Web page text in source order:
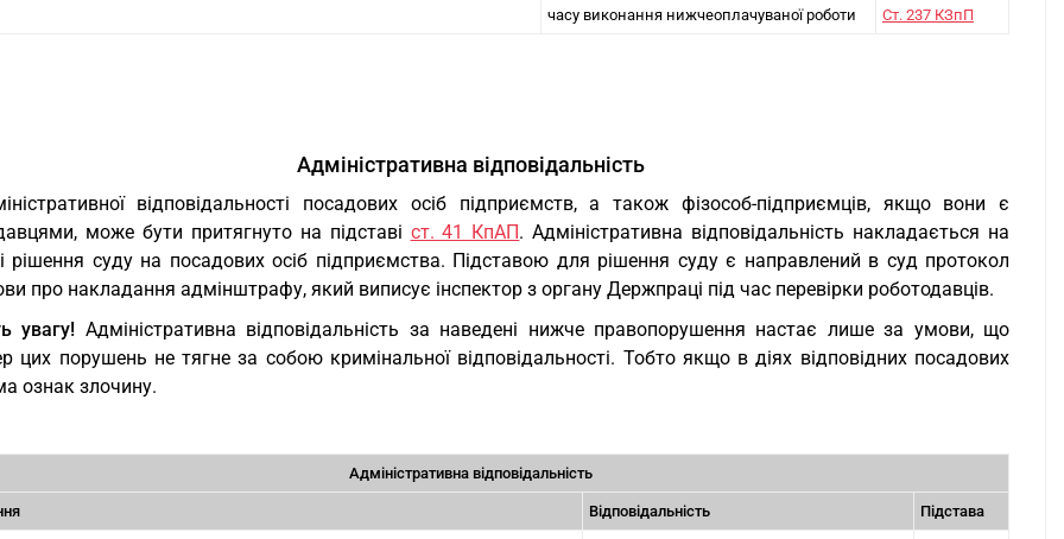
часу виконання нижчеоплачуваної роботи
Ст. 237 КЗпП
Адміністративна відповідальність
відповідальності посадових осіб підприємств, а також фізособ-підприємців, якщо вони є
може бути притягнуто на підставі ст. 41 КпАП. Адміністративна відповідальність накладається на
рішення суду на посадових осіб підприємства. Підставою для рішення суду є направлений в суд протокол
про накладання адмінштрафу, який виписує інспектор з органу Держпраці під час перевірки роботодавців.
увагу! Адміністративна відповідальність за наведені нижче правопорушення настає лише за умови, що
цих порушень не тягне за собою кримінальної відповідальності. Тобто якщо в діях відповідних посадових
ознак злочину.
Адміністративна відповідальність
Відповідальність Підстава